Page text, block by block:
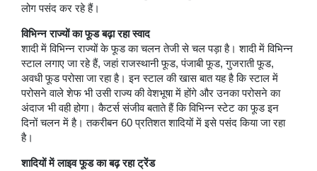
लोग पसंद कर रहे हैं।
विभिन्न राज्यों का फूड बढ़ा रहा स्वाद
शादी में विभिन्न राज्यों के फूड का चलन तेजी से चल पड़ा है। शादी में विभिन्न
स्टाल लगाए जा रहे हैं, जहां राजस्थानी फूड, पंजाबी फूड, गुजराती फूड,
अवधी फूड परोसा जा रहा है। इन स्टाल की खास बात यह है कि स्टाल में
परोसने वाले शेफ भी उसी राज्य की वेशभूषा में होंगे और उनका परोसने का
अंदाज भी वही होगा। कैटर्स संजीव बताते हैं कि विभिन्न स्टेट का फूड इन
दिनों चलन में है। तकरीबन 60 प्रतिशत शादियों में इसे पसंद किया जा रहा
है।
शादियों में लाइव फूड का बढ़ रहा ट्रेंड